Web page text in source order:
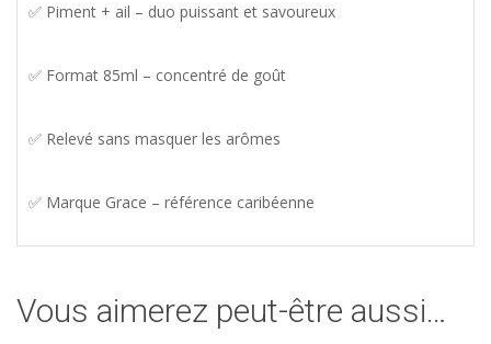
✅ Piment + ail – duo puissant et savoureux
✅ Format 85ml – concentré de goût
✅ Relevé sans masquer les arômes
✅ Marque Grace – référence caribéenne
Vous aimerez peut-être aussi…